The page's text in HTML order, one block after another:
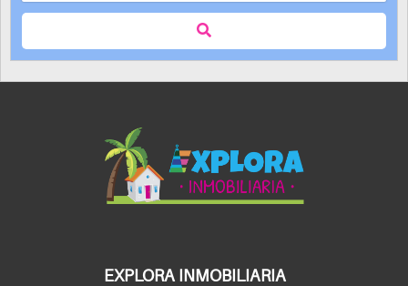
EXPLORA INMOBILIARIA